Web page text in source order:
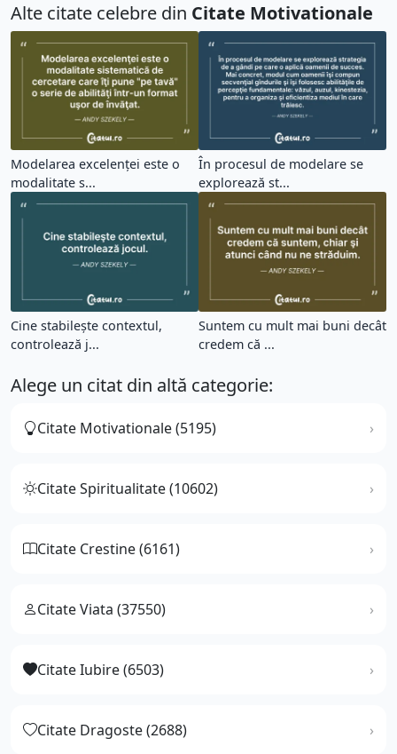
Alte citate celebre din Citate Motivationale
Modelarea excelenţei este o
modalitate s...
În procesul de modelare se
explorează st...
Cine stabileşte contextul,
controlează j...
Suntem cu mult mai buni decât
credem că ...
Alege un citat din altă categorie:
Citate Motivationale (5195)
Citate Spiritualitate (10602)
Citate Crestine (6161)
Citate Viata (37550)
Citate Iubire (6503)
Citate Dragoste (2688)